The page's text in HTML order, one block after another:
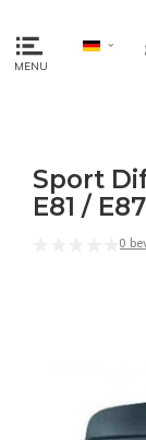
MENU
Sport
E81 /
0